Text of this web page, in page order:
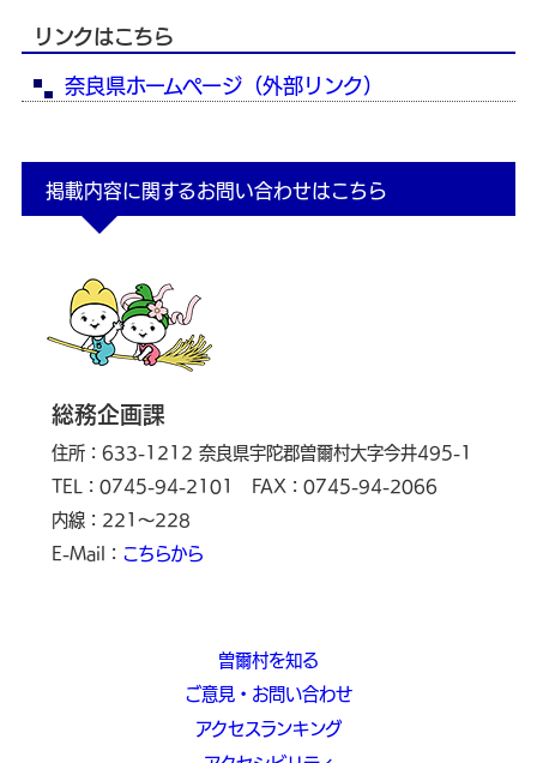
リンクはこちら
奈良県ホームページ（外部リンク）
掲載内容に関するお問い合わせはこちら
総務企画課
住所：633-1212 奈良県宇陀郡曽爾村大字今井495-1
TEL：0745-94-2101
FAX：0745-94-2066
内線：221～228
E-Mail： こちらから
曽爾村を知る
ご意見・お問い合わせ
アクセスランキング